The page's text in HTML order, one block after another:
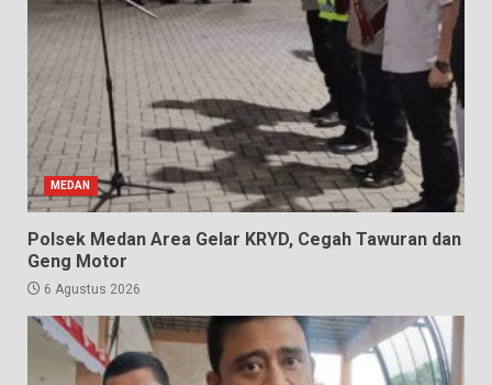
MEDAN
Polsek Medan Area Gelar KRYD, Cegah Tawuran dan
Geng Motor
6 Agustus 2026